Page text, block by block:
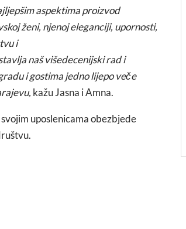
aspektima proizvod
ženi, njenoj eleganciji, upornosti,
i
naš višedecenijski rad i
i gostima jedno lijepo veče
kažu Jasna i Amna.
uposlenicama obezbjede